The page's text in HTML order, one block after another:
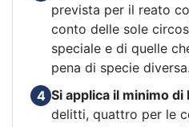
prevista per il reato
conto delle sole
speciale e di quelle
pena di specie diversa.
4 Si applica il minimo di
delitti, quattro per le